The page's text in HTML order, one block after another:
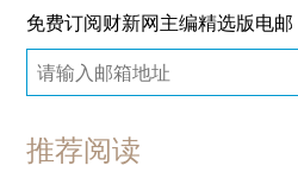
免费订阅财新网主编精选版电邮
推荐阅读